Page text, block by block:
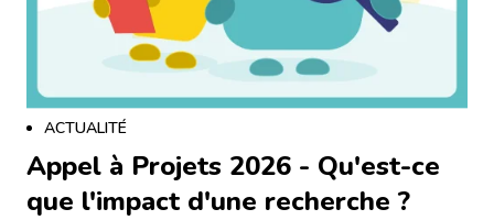
ACTUALITÉ
Appel à Projets 2026 - Qu'est-ce
que l'impact d'une recherche ?